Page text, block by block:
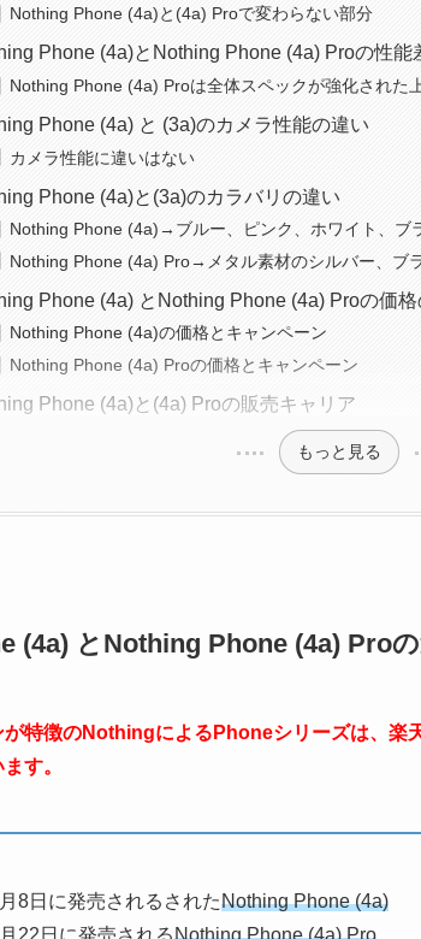
Nothing Phone (4a)と(4a) Proで変わらない部分
Phone (4a)とNothing Phone (4a) Proの性能
Nothing Phone (4a) Proは全体スペックが強化された
Phone (4a) と (3a)のカメラ性能の違い
カメラ性能に違いはない
Phone (4a)と(3a)のカラバリの違い
Nothing Phone (4a)→ブルー、ピンク、ホワイト、ブ
Nothing Phone (4a) Pro→メタル素材のシルバー、ブ
Phone (4a) とNothing Phone (4a) Proの価格
Nothing Phone (4a)の価格とキャンペーン
Nothing Phone (4a) Proの価格とキャンペーン
Phone (4a)と(4a) Proの販売キャリア
もっと見る
(4a) とNothing Phone (4a) Pro
特徴のNothingによるPhoneシリーズは、楽
す。
8日に発売されるされたNothing Phone (4a)
22日に発売されるNothing Phone (4a) Pro